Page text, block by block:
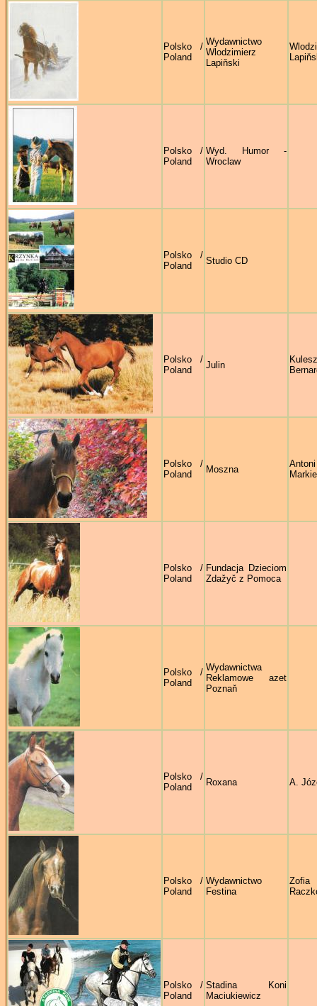
Polsko /
Poland
Wydawnictwo
Wlodzimierz
Lapiňski
Polsko /
Poland
Wyd. Humor -
Wroclaw
Polsko /
Poland
Studio CD
Polsko /
Poland
Julin
Polsko /
Poland
Moszna
Antoni
Polsko /
Poland
Fundacja Dzieciom
Zdažyč z Pomoca
Polsko /
Poland
Wydawnictwa
Reklamowe azet
Poznaň
Polsko /
Poland
Roxana A.
Polsko /
Poland
Wydawnictwo
Festina
Zofia
Polsko /
Poland
Stadina Koni
Maciukiewicz